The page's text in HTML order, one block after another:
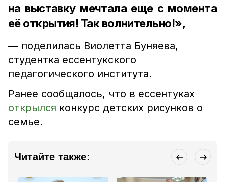
на выставку мечтала еще с момента
её открытия! Так волнительно!»,
— поделилась Виолетта Буняева,
студентка ессентукского
педагогического института.
Ранее сообщалось, что в ессентуках
открылся конкурс детских рисунков о
семье.
Читайте также: